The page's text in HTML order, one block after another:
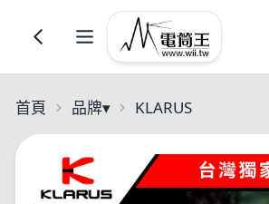
首頁 品牌▾ KLARUS